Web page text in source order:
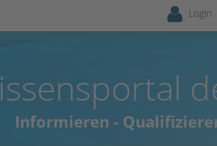
Login
Informieren -